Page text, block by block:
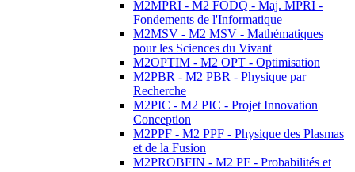
M2MPRI - M2 FODQ - Maj. MPRI -
Fondements de l'Informatique
M2MSV - M2 MSV - Mathématiques
pour les Sciences du Vivant
M2OPTIM - M2 OPT - Optimisation
M2PBR - M2 PBR - Physique par
Recherche
M2PIC - M2 PIC - Projet Innovation
Conception
M2PPF - M2 PPF - Physique des Plasmas
et de la Fusion
M2PROBFIN - M2 PF - Probabilités et